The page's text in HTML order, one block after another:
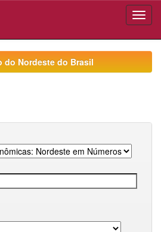
do Nordeste do Brasil